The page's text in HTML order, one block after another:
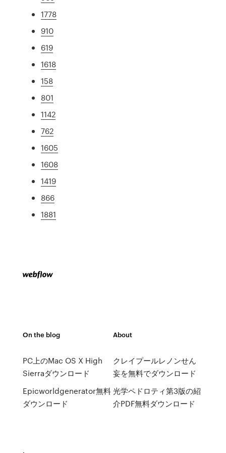
1778
910
619
1618
158
801
1142
762
1605
1608
1419
866
1881
On the blog
PC上のMac OS X High
Sierraダウンロード
Epicworldgenerator無料
ダウンロード
About
クレイプールレノンせん
妄を無料でダウンロード
光学ペドロティ第3版の紹
介PDF無料ダウンロード